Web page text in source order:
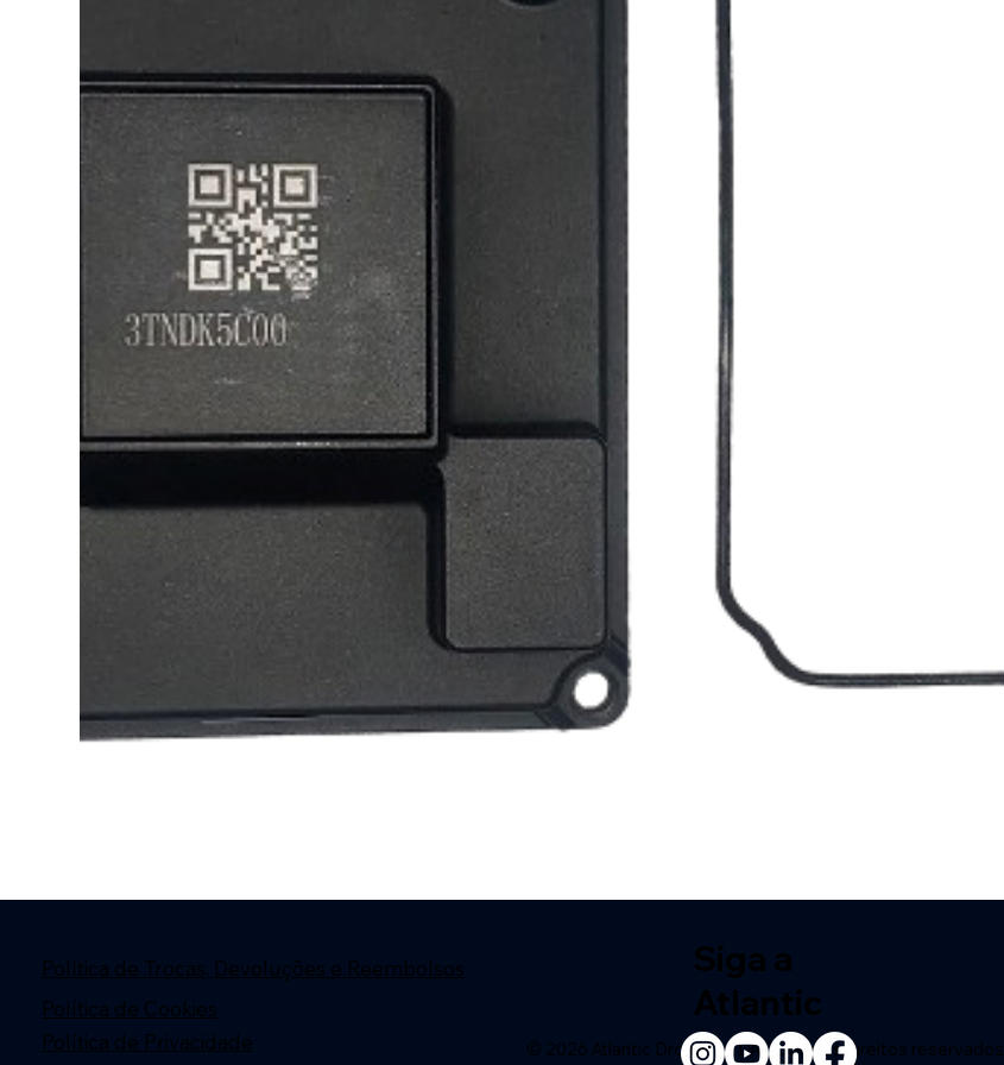
Política de Trocas, Devoluções e Reembolsos
Política de Cookies
Política de Privacidade
© 2026 Atlantic Drones LTDA. Todos os direitos reservados.
Siga a
Atlantic